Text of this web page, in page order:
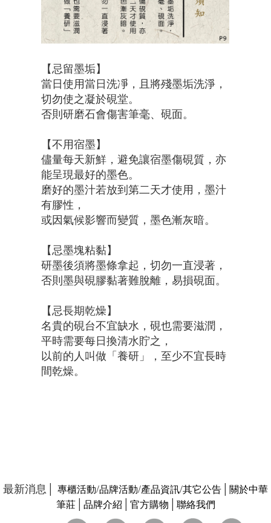
【忌留墨垢】
當日使用當日洗凈，且將殘墨垢洗淨，
切勿使之凝於硯堂。
否則研磨石會傷害筆毫、硯面。
【不用宿墨】
儘量每天新鮮，避免讓宿墨傷硯質，亦
能呈現最好的墨色。
磨好的墨汁若放到第二天才使用，墨汁
有膠性，
或因氣候影響而變質，墨色漸灰暗。
【忌墨塊粘黏】
研墨後須將墨條拿起，切勿一直浸著，
否則墨與硯膠黏著難脫離，易損硯面。
【忌長期乾燥】
名貴的硯台不宜缺水，硯也需要滋潤，
平時需要每日換清水貯之，
以前的人叫做「養研」，至少不宜長時
間乾燥。
最新消息│ 專櫃活動/品牌活動/產品資訊/其它公告
關於中華
筆莊│ 品牌介紹 官方購物 聯絡我們